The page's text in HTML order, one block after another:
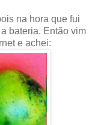
na hora que fui
bateria. Então vim
e achei: